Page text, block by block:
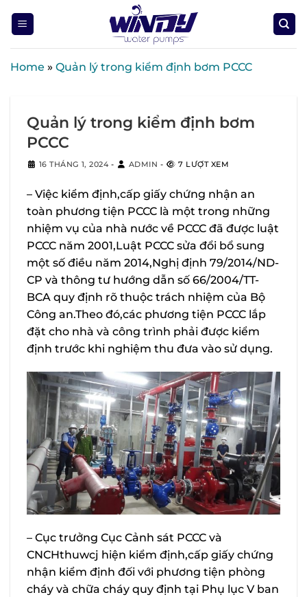
Home » Quản lý trong kiểm định bơm PCCC
Quản lý trong kiểm định bơm
PCCC
16 THÁNG 1, 2024- ADMIN - 7 LƯỢT XEM
– Việc kiểm định,cấp giấy chứng nhận an
toàn phương tiện PCCC là một trong những
nhiệm vụ của nhà nước về PCCC đã được luật
PCCC năm 2001,Luật PCCC sửa đổi bổ sung
một số điều năm 2014,Nghị định 79/2014/ND-
CP và thông tư hướng dẫn số 66/2004/TT-
BCA quy định rõ thuộc trách nhiệm của Bộ
Công an.Theo đó,các phương tiện PCCC lắp
đặt cho nhà và công trình phải được kiểm
định trước khi nghiệm thu đưa vào sử dụng.
– Cục trưởng Cục Cảnh sát PCCC và
CNCHthuwcj hiện kiểm định,cấp giấy chứng
nhận kiểm định đối với phương tiện phòng
cháy và chữa cháy quy định tại Phụ lục V ban